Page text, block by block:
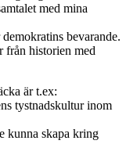
med mina
bevarande.
från historien med
är t.ex:
tystnadskultur inom
kunna skapa kring